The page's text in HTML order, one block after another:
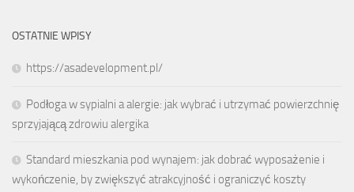
OSTATNIE WPISY
https://asadevelopment.pl/
Podłoga w sypialni a alergie: jak wybrać i utrzymać powierzchnię
sprzyjającą zdrowiu alergika
Standard mieszkania pod wynajem: jak dobrać wyposażenie i
wykończenie, by zwiększyć atrakcyjność i ograniczyć koszty